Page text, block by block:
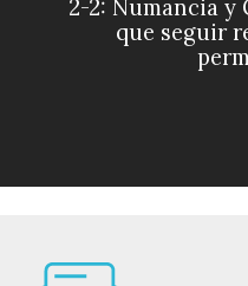
2-2: Numancia
que seguir